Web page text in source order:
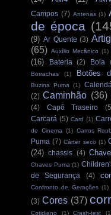
Campos (7) Antenas (1)
de época
(9) Ar Quente (3)
(65) Auxílio Mecânico (1)
(16)
Bateria (2) Bola
Borrachas (1) Botões
Buzina Puma (1)
(2) Caminhão (36)
(4)
Capô Traseiro
Carcará (5) Card (1)
de Cinema
(1) Carros
Puma (7) Cárter seco (1)
(24) chassis (4)
Chaves Puma (1)
de Segurança
(4)
Confronto de Gerações (1)
(3) Cores (37)
Cotidiano (1) Crash-test